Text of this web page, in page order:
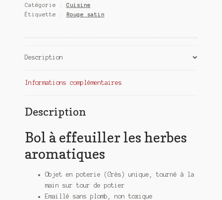
les
herbes
Catégorie : Cuisine
Étiquette : Rouge satin
Description
Informations complémentaires
Description
Bol à effeuiller les herbes
aromatiques
Objet en poterie (Grès) unique, tourné à la
main sur tour de potier
Emaillé sans plomb, non toxique